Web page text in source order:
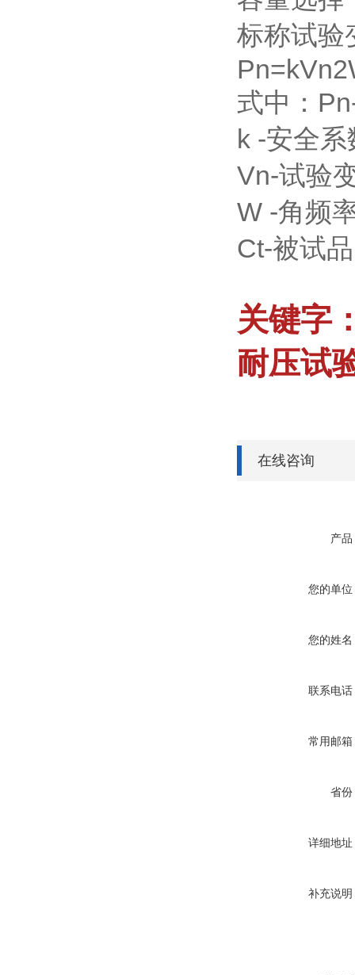
标称试验
式中：
k -安全系
Vn-试验
W -角频
Ct-被试
关键字
耐压试
在线咨询
产品
您的单位
您的姓名
联系电话
常用邮箱
省份
详细地址
补充说明